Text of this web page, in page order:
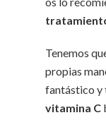
Tenemos
propias
fantástico y
vitamina C